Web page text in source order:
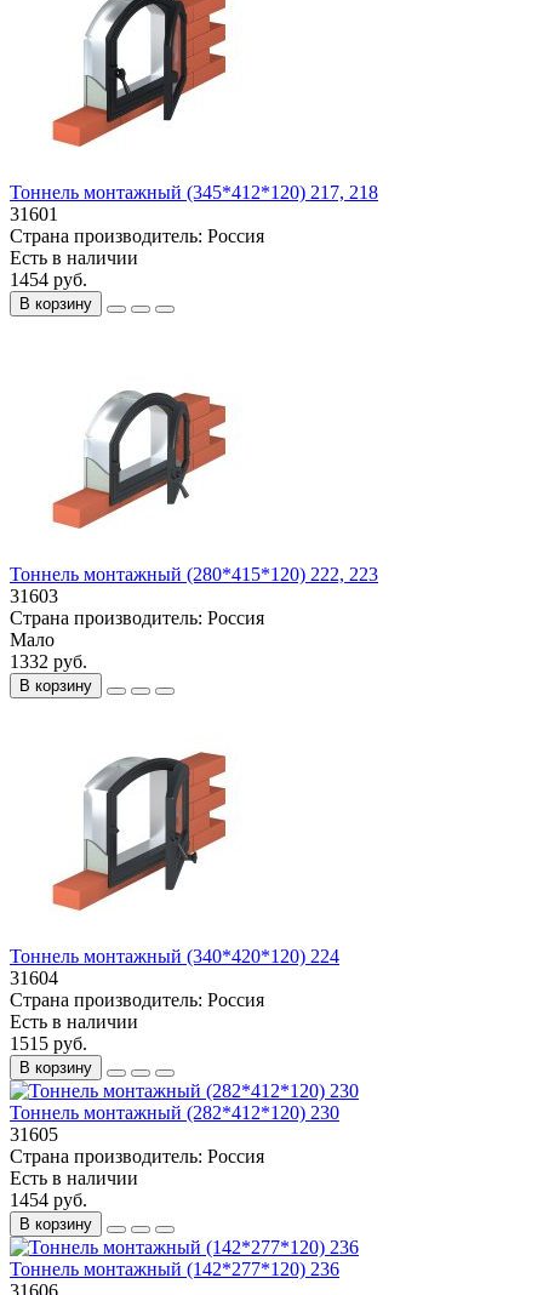
Тоннель монтажный (345*412*120) 217, 218
31601
Страна производитель: Россия
Есть в наличии
1454 руб.
В корзину
Тоннель монтажный (280*415*120) 222, 223
31603
Страна производитель: Россия
Мало
1332 руб.
В корзину
Тоннель монтажный (340*420*120) 224
31604
Страна производитель: Россия
Есть в наличии
1515 руб.
В корзину
Тоннель монтажный (282*412*120) 230
31605
Страна производитель: Россия
Есть в наличии
1454 руб.
В корзину
Тоннель монтажный (142*277*120) 236
31606